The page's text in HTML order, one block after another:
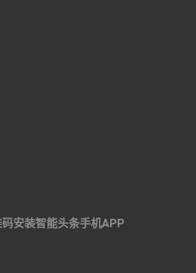
安装智能头条手机APP